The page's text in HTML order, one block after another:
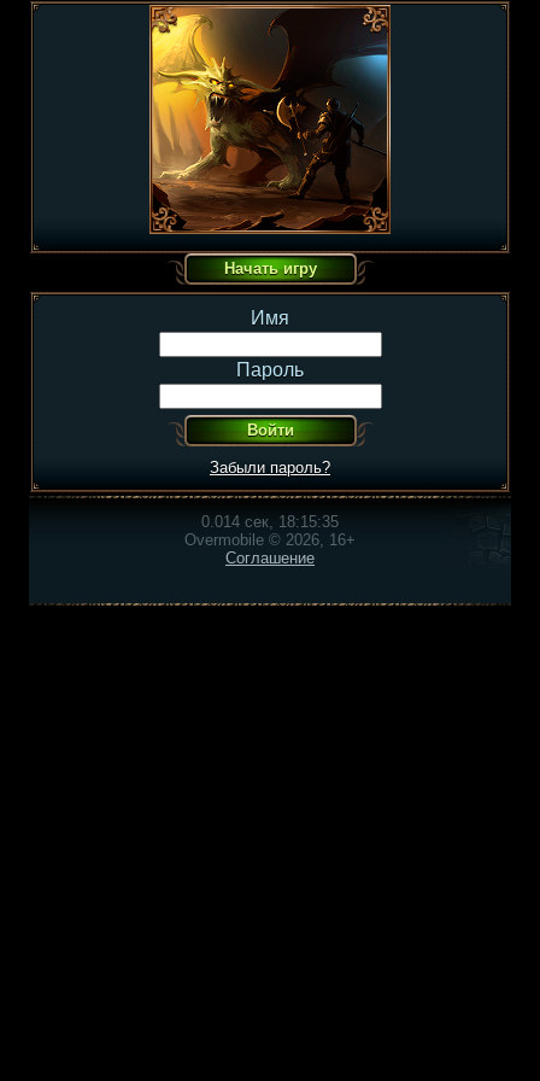
Имя
Пароль
Забыли пароль?
0.014 сек, 18:15:35
Overmobile © 2026, 16+
Соглашение